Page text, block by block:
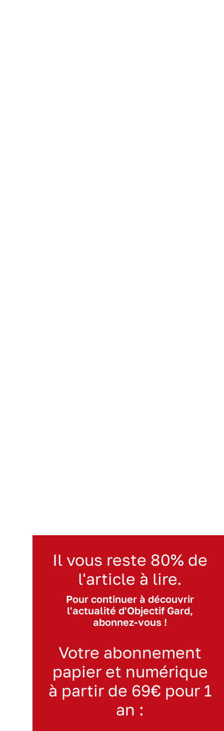
Il vous reste 80% de
l'article à lire.
Pour continuer à découvrir
l'actualité d'Objectif Gard,
abonnez-vous !
Votre abonnement
papier et numérique
à partir de 69€ pour 1
an :